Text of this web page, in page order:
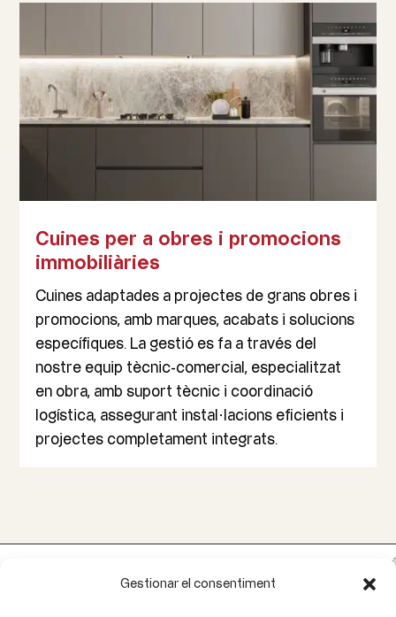
Gestionar el consentiment
Cuines per a obres i promocions
immobiliàries
Cuines adaptades a projectes de grans obres i
promocions, amb marques, acabats i solucions
específiques. La gestió es fa a través del
nostre equip tècnic-comercial, especialitzat
en obra, amb suport tècnic i coordinació
logística, assegurant instal·lacions eficients i
projectes completament integrats.